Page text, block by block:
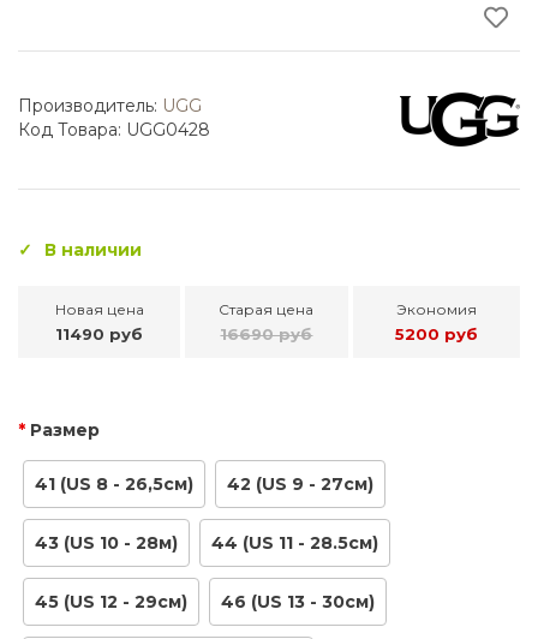
Производитель: UGG
Код Товара: UGG0428
В наличии
Новая цена
11490 руб
Старая цена
16690 руб
Экономия
5200 руб
Размер
41 (US 8 - 26,5см) 42 (US 9 - 27см)
43 (US 10 - 28м) 44 (US 11 - 28.5см)
45 (US 12 - 29см) 46 (US 13 - 30см)